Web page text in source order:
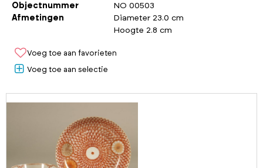
Objectnummer
NO 00503
Afmetingen
Diameter 23.0 cm
Hoogte 2.8 cm
Voeg toe aan favorieten
Voeg toe aan selectie